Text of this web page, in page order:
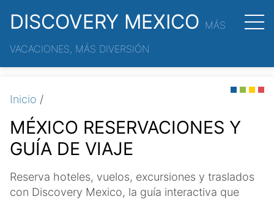
DISCOVERY MEXICO MÁS
VACACIONES, MÁS DIVERSIÓN
Inicio /
MÉXICO RESERVACIONES Y
GUÍA DE VIAJE
Reserva hoteles, vuelos, excursiones y traslados
con Discovery Mexico, la guía interactiva que